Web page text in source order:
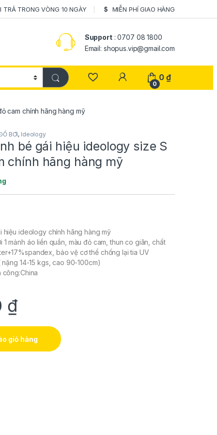
TRẢ TRONG VÒNG 10 NGÀY MIỄN PHÍ GIAO HÀNG
Support: 0707 08 1800
Email: shopus.vip@gmail.com
0
0₫
cam chính hãng hàng mỹ
BƠI, Ideology
bé gái hiệu ideology size S
chính hãng hàng mỹ
hiệu ideology chính hãng hàng mỹ
1 mảnh áo liền quần, màu đỏ cam, thun co giãn, chất
bảo vệ cơ thể chống lại tia UV
14-15 kgs, cao 90-100cm)
công:China
₫
giỏ hàng